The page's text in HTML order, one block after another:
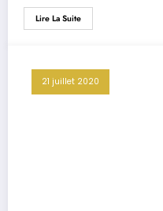
Lire La Suite
21 juillet 2020